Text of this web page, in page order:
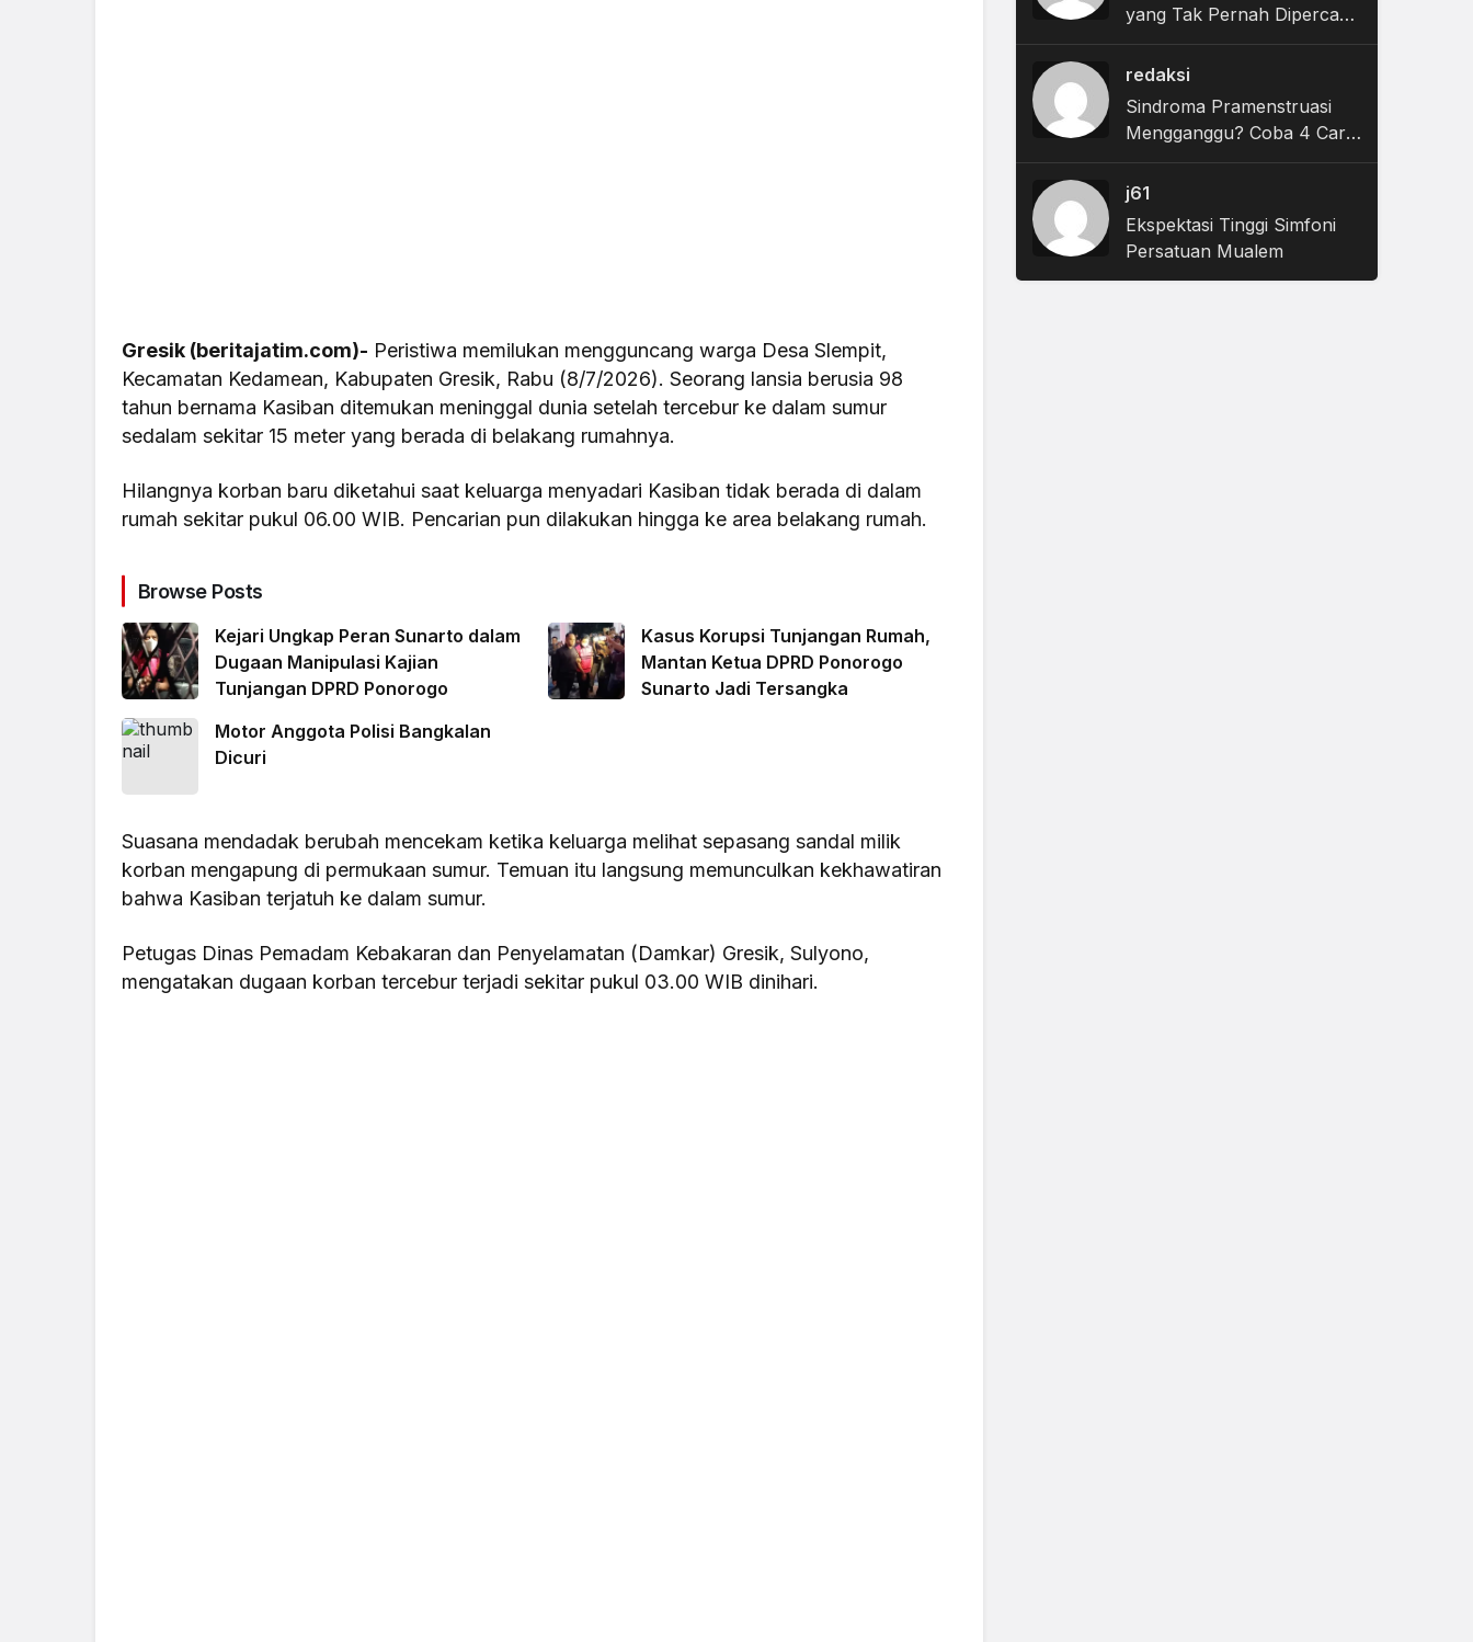
Gresik (beritajatim.com)- Peristiwa memilukan mengguncang warga Desa Slempit,
Kecamatan Kedamean, Kabupaten Gresik, Rabu (8/7/2026). Seorang lansia berusia 98
tahun bernama Kasiban ditemukan meninggal dunia setelah tercebur ke dalam sumur
sedalam sekitar 15 meter yang berada di belakang rumahnya.
Hilangnya korban baru diketahui saat keluarga menyadari Kasiban tidak berada di dalam
rumah sekitar pukul 06.00 WIB. Pencarian pun dilakukan hingga ke area belakang rumah.
Browse Posts
Kejari Ungkap Peran Sunarto dalam
Dugaan Manipulasi Kajian
Tunjangan DPRD Ponorogo
Kasus Korupsi Tunjangan Rumah,
Mantan Ketua DPRD Ponorogo
Sunarto Jadi Tersangka
Motor Anggota Polisi Bangkalan
Dicuri
Suasana mendadak berubah mencekam ketika keluarga melihat sepasang sandal milik
korban mengapung di permukaan sumur. Temuan itu langsung memunculkan kekhawatiran
bahwa Kasiban terjatuh ke dalam sumur.
Petugas Dinas Pemadam Kebakaran dan Penyelamatan (Damkar) Gresik, Sulyono,
mengatakan dugaan korban tercebur terjadi sekitar pukul 03.00 WIB dinihari.
yang Tak Pernah Dipercaya
Sakit
redaksi
Sindroma Pramenstruasi
Mengganggu? Coba 4 Cara
Ini
j61
Ekspektasi Tinggi Simfoni
Persatuan Mualem